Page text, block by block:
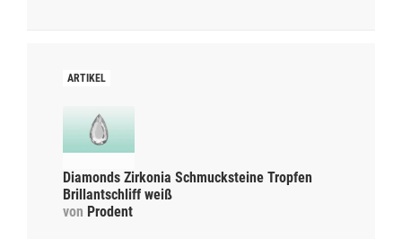
Diamonds Zirkonia Schmucksteine Tropfen
Brillantschliff weiß
von Prodent